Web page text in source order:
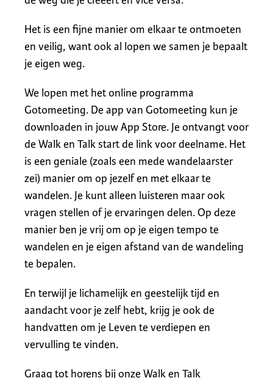
Het is een fijne manier om elkaar te ontmoeten
en veilig, want ook al lopen we samen je bepaalt
je eigen weg.
We lopen met het online programma
Gotomeeting. De app van Gotomeeting kun je
downloaden in jouw App Store. Je ontvangt voor
de Walk en Talk start de link voor deelname. Het
is een geniale (zoals een mede wandelaarster
zei) manier om op jezelf en met elkaar te
wandelen. Je kunt alleen luisteren maar ook
vragen stellen of je ervaringen delen. Op deze
manier ben je vrij om op je eigen tempo te
wandelen en je eigen afstand van de wandeling
te bepalen.
En terwijl je lichamelijk en geestelijk tijd en
aandacht voor je zelf hebt, krijg je ook de
handvatten om je Leven te verdiepen en
vervulling te vinden.
Graag tot horens bij onze Walk en Talk